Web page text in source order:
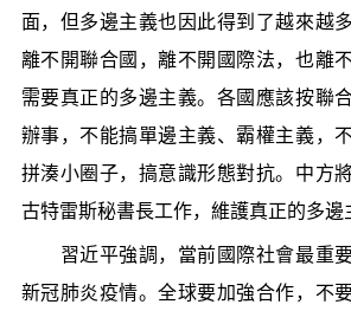
面，但多邊主義也因此得到了越來越
離不開聯合國，離不開國際法，也離
需要真正的多邊主義。各國應該按聯
辦事，不能搞單邊主義、霸權主義，
拼湊小圈子，搞意識形態對抗。中方
古特雷斯秘書長工作，維護真正的多邊
習近平強調，當前國際社會最重要
新冠肺炎疫情。全球要加強合作，不